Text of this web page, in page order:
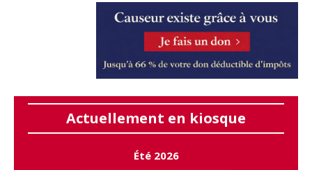
Actuellement en kiosque
Été 2026